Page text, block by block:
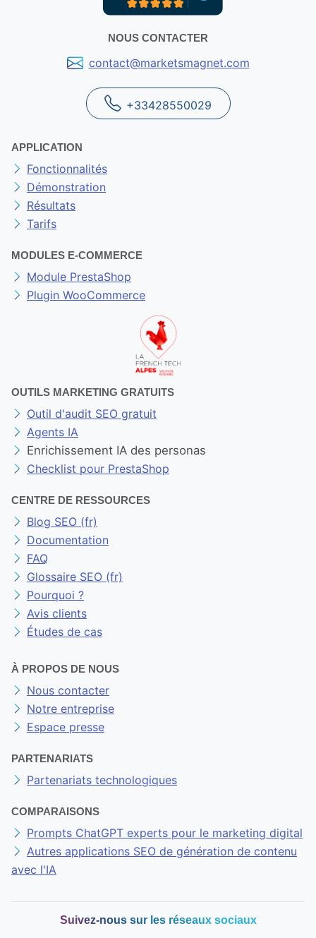
NOUS CONTACTER
contact@marketsmagnet.com
+33428550029
APPLICATION
Fonctionnalités
Démonstration
Résultats
Tarifs
MODULES E-COMMERCE
Module PrestaShop
Plugin WooCommerce
OUTILS MARKETING GRATUITS
Outil d'audit SEO gratuit
Agents IA
Enrichissement IA des personas
Checklist pour PrestaShop
CENTRE DE RESSOURCES
Blog SEO (fr)
Documentation
FAQ
Glossaire SEO (fr)
Pourquoi ?
Avis clients
Études de cas
À PROPOS DE NOUS
Nous contacter
Notre entreprise
Espace presse
PARTENARIATS
Partenariats technologiques
COMPARAISONS
Prompts ChatGPT experts pour le marketing digital
Autres applications SEO de génération de contenu
avec l'IA
Suivez-nous sur les réseaux sociaux